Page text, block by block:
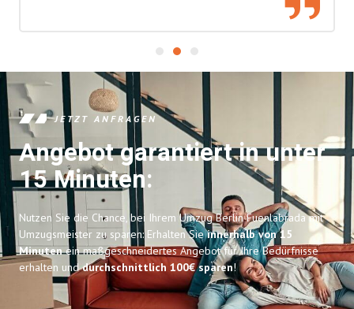
JETZT ANFRAGEN
Angebot garantiert in unter
15 Minuten:
Nutzen Sie die Chance, bei Ihrem Umzug Berlin Fuenlabrada mit
Umzugsmeister zu sparen: Erhalten Sieinnerhalb von 15
Minutenein maßgeschneidertes Angebot für Ihre Bedürfnisse
erhalten unddurchschnittlich 100€ sparen!